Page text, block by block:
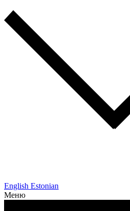
English Estonian
Меню